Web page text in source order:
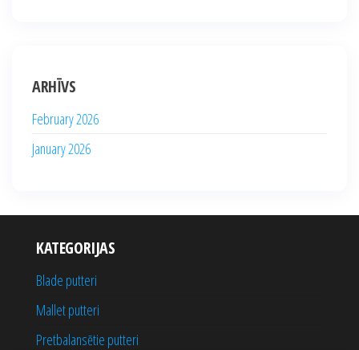
ARHĪVS
February 2026
January 2026
KATEGORIJAS
Blade putteri
Mallet putteri
Pretbalansētie putteri